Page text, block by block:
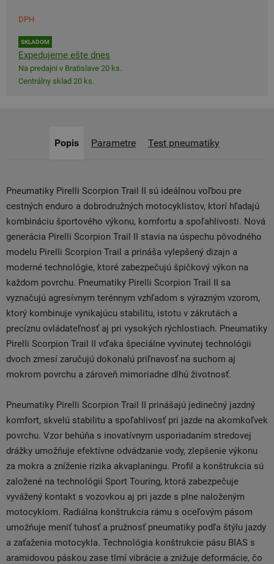
DPH
SKLADOM
Expedujeme ešte dnes
Na predajni v Bratislave 20 ks.
Centrálny sklad 20 ks.
Popis Parametre Test pneumatiky
Pneumatiky Pirelli Scorpion Trail II sú ideálnou voľbou pre
cestných enduro a dobrodružných motocyklistov, ktorí hľadajú
kombináciu športového výkonu, komfortu a spoľahlivosti. Nová
generácia Pirelli Scorpion Trail II stavia na úspechu pôvodného
modelu Pirelli Scorpion Trail a prináša vylepšený dizajn a
moderné technológie, ktoré zabezpečujú špičkový výkon na
každom povrchu. Pneumatiky Pirelli Scorpion Trail II sa
vyznačujú agresívnym terénnym vzhľadom s výrazným vzorom,
ktorý kombinuje vynikajúcu stabilitu, istotu v zákrutách a
precíznu ovládateľnosť aj pri vysokých rýchlostiach. Pneumatiky
Pirelli Scorpion Trail II vďaka špeciálne vyvinutej technológii
dvoch zmesí zaručujú dokonalú priľnavosť na suchom aj
mokrom povrchu a zároveň mimoriadne dlhú životnosť.
Pneumatiky Pirelli Scorpion Trail II prinášajú jedinečný jazdný
komfort, skvelú stabilitu a spoľahlivosť pri jazde na akomkoľvek
povrchu. Vzor behúňa s inovatívnym usporiadaním stredovej
drážky umožňuje efektívne odvádzanie vody, zlepšenie výkonu
za mokra a zníženie rizika akvaplaningu. Profil a konštrukcia sú
založené na technológii Sport Touring, ktorá zabezpečuje
vyvážený kontakt s vozovkou aj pri jazde s plne naloženým
motocyklom. Radiálna konštrukcia rámu s oceľovým pásom
umožňuje meniť tuhosť a pružnosť pneumatiky podľa štýlu jazdy
a zaťaženia motocykla. Technológia konštrukcie pásu BIAS s
aramidovou páskou zase tlmí vibrácie a znižuje deformácie, čo